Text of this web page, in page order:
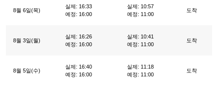
8월 6일(목)
실제: 16:33
예정: 16:00
실제: 10:57
예정: 11:00
도착
8월 3일(월)
실제: 16:26
예정: 16:00
실제: 10:41
예정: 11:00
도착
8월 5일(수)
실제: 16:40
예정: 16:00
실제: 11:18
예정: 11:00
도착